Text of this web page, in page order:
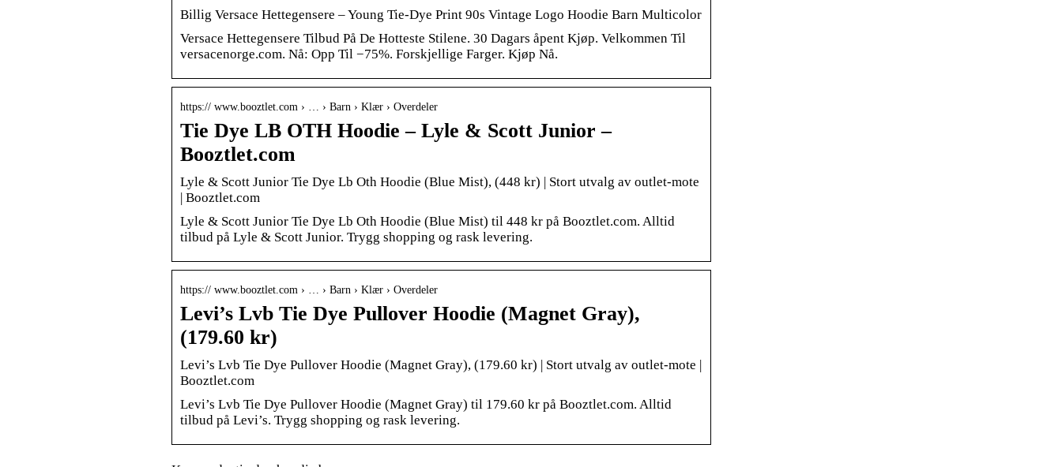
Billig Versace Hettegensere – Young Tie-Dye Print 90s Vintage Logo Hoodie Barn Multicolor
Versace Hettegensere Tilbud På De Hotteste Stilene. 30 Dagars åpent Kjøp. Velkommen Til
versacenorge.com. Nå: Opp Til −75%. Forskjellige Farger. Kjøp Nå.
https:// www.booztlet.com › … › Barn › Klær › Overdeler
Tie Dye LB OTH Hoodie – Lyle & Scott Junior –
Booztlet.com
Lyle & Scott Junior Tie Dye Lb Oth Hoodie (Blue Mist), (448 kr) | Stort utvalg av outlet-mote
| Booztlet.com
Lyle & Scott Junior Tie Dye Lb Oth Hoodie (Blue Mist) til 448 kr på Booztlet.com. Alltid
tilbud på Lyle & Scott Junior. Trygg shopping og rask levering.
https:// www.booztlet.com › … › Barn › Klær › Overdeler
Levi’s Lvb Tie Dye Pullover Hoodie (Magnet Gray),
(179.60 kr)
Levi’s Lvb Tie Dye Pullover Hoodie (Magnet Gray), (179.60 kr) | Stort utvalg av outlet-mote |
Booztlet.com
Levi’s Lvb Tie Dye Pullover Hoodie (Magnet Gray) til 179.60 kr på Booztlet.com. Alltid
tilbud på Levi’s. Trygg shopping og rask levering.